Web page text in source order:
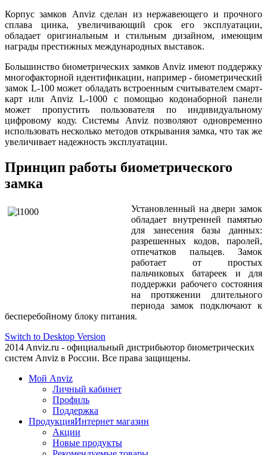
Корпус замков Anviz сделан из нержавеющего и прочного
сплава цинка, увеличивающий срок его эксплуатации,
обладает оригинальным и стильным дизайном, имеющим
награды престижных международных выставок.
Большинство биометрических замков Anviz имеют поддержку
многофакторной идентификации, например - биометрический
замок L-100 может обладать встроенным считывателем смарт-
карт или Anviz L-1000 с помощью кодонаборной панели
может пропустить пользователя по индивидуальному
цифровому коду. Системы Anviz позволяют одновременно
использовать несколько методов открывания замка, что так же
увеличивает надежность эксплуатации.
Принцип работы биометрического
замка
Установленный на двери замок
обладает внутренней памятью
для занесения базы данных:
разрешенных кодов, паролей,
отпечатков пальцев. Замок
работает от простых
пальчиковых батареек и для
поддержки рабочего состояния
на протяжении длительного
периода замок подключают к
бесперебойному блоку питания.
Switch to Desktop Version
2014 Anviz.ru - официальный дистрибьютор биометрических
систем Anviz в России. Все права защищены.
Мой Anviz
Личный кабинет
Профиль
Поддержка
ПродукцияИнтернет магазин
Акции
Новые продукты